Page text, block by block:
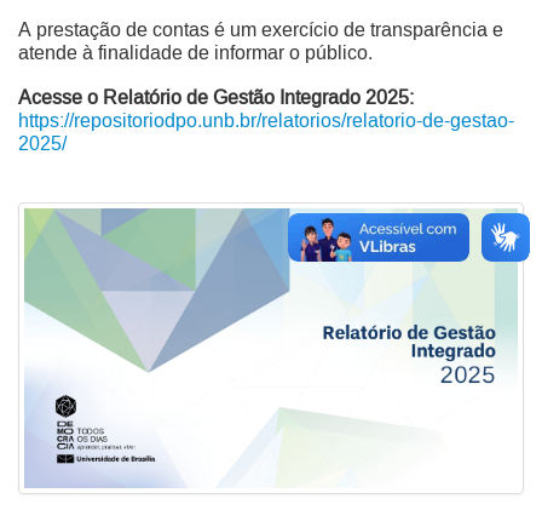
A prestação de contas é um exercício de transparência e
atende à finalidade de informar o público.
Acesse o Relatório de Gestão Integrado 2025:
https://repositoriodpo.unb.br/relatorios/relatorio-de-gestao-
2025/